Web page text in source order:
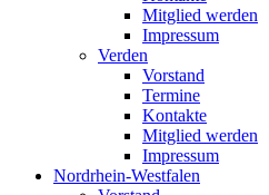
Mitglied werden
Impressum
Verden
Vorstand
Termine
Kontakte
Mitglied werden
Impressum
Nordrhein-Westfalen